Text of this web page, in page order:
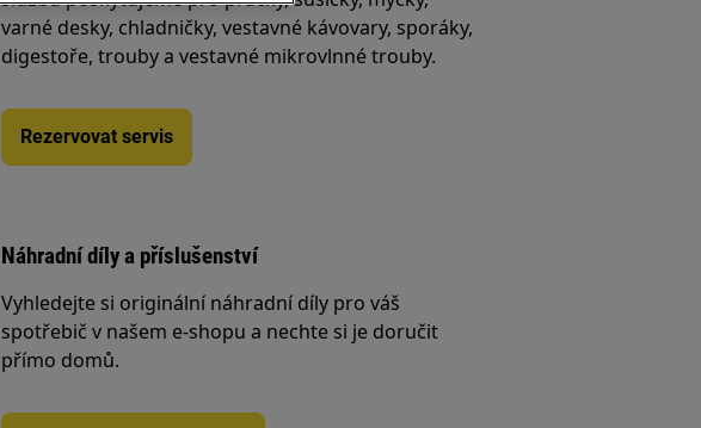
varné desky, chladničky, vestavné kávovary, sporáky,
digestoře, trouby a vestavné mikrovlnné trouby.
Rezervovat servis
Náhradní díly a příslušenství
Vyhledejte si originální náhradní díly pro váš
spotřebič v našem e-shopu a nechte si je doručit
přímo domů.